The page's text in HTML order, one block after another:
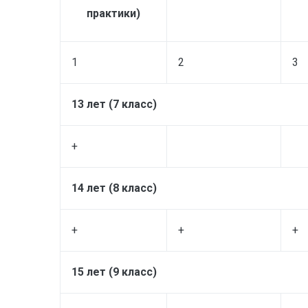
практики)
1 2 3
13 лет (7 класс)
+
14 лет (8 класс)
+ + +
15 лет (9 класс)